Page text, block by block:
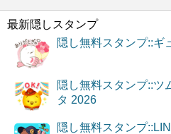
最新隠しスタンプ
隠し無料スタンプ::ギ
隠し無料スタンプ::ツ
タ 2026
隠し無料スタンプ